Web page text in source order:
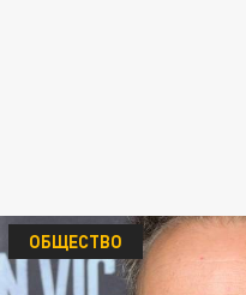
ОБЩЕСТВО